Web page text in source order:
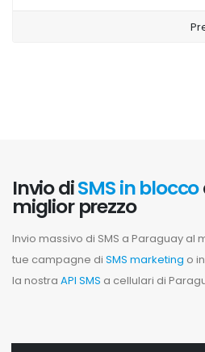
Invio diSMS in blocco
miglior prezzo
Invio massivo di SMS a Paraguay al
tue campagne di SMS marketing o
la nostra API SMS a cellulari di